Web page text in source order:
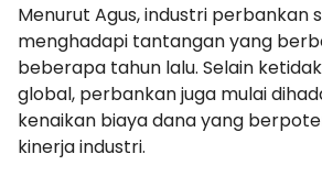
Menurut Agus, industri perbankan
menghadapi tantangan yang
beberapa tahun lalu. Selain
global, perbankan juga mulai
kenaikan biaya dana yang
kinerja industri.